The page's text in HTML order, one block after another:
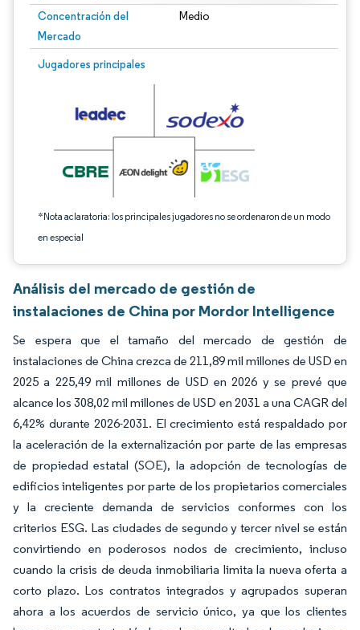
Concentración del
Mercado
Medio
Jugadores principales
*Nota aclaratoria: los principales jugadores no se ordenaron de un modo
en especial
Imagen © Mordor Intelligence. El uso requiere atribución según CC BY 4.0.
Análisis del mercado de gestión de
instalaciones de China por Mordor Intelligence
Se espera que el tamaño del mercado de gestión de
instalaciones de China crezca de 211,89 mil millones de USD en
2025 a 225,49 mil millones de USD en 2026 y se prevé que
alcance los 308,02 mil millones de USD en 2031 a una CAGR del
6,42% durante 2026-2031. El crecimiento está respaldado por
la aceleración de la externalización por parte de las empresas
de propiedad estatal (SOE), la adopción de tecnologías de
edificios inteligentes por parte de los propietarios comerciales
y la creciente demanda de servicios conformes con los
criterios ESG. Las ciudades de segundo y tercer nivel se están
convirtiendo en poderosos nodos de crecimiento, incluso
cuando la crisis de deuda inmobiliaria limita la nueva oferta a
corto plazo. Los contratos integrados y agrupados superan
ahora a los acuerdos de servicio único, ya que los clientes